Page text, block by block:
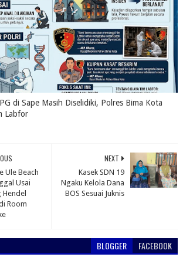
di Sape Masih Diselidiki, Polres Bima Kota
Labfor
NEXT
Kasek SDN 19
Ngaku Kelola Dana
BOS Sesuai Juknis
Ule Beach
Usai
Hendel
Room
BLOGGER FACEBOOK